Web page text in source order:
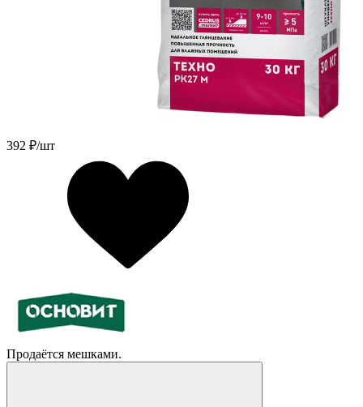
392 ₽/шт
Продаётся мешками.